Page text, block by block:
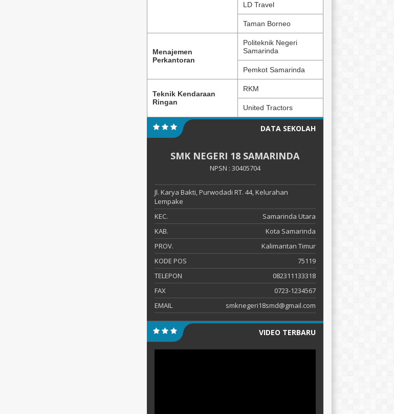
LD Travel
Taman Borneo
Menajemen
Perkantoran
Politeknik Negeri
Samarinda
Pemkot Samarinda
Teknik Kendaraan
Ringan
RKM
United Tractors
DATA SEKOLAH
SMK NEGERI 18 SAMARINDA
NPSN : 30405704
Jl. Karya Bakti, Purwodadi RT. 44, Kelurahan
Lempake
KEC.
Samarinda Utara
KAB.
Kota Samarinda
PROV.
Kalimantan Timur
KODE POS
75119
TELEPON
082311133318
FAX
0723-1234567
EMAIL
smknegeri18smd@gmail.com
VIDEO TERBARU